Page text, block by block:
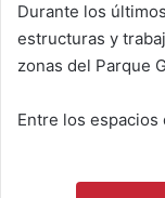
Durante los
estructuras y
zonas del Parque
Entre los espacios